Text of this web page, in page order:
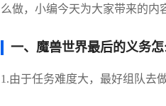
么做，小编今天为大家带来的内
一、魔兽世界最后的义务
1.由于任务难度大，最好组队去